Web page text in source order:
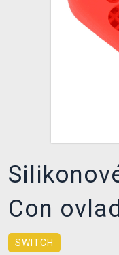
XZONE KLUB
TCG &
Con
SWITCH